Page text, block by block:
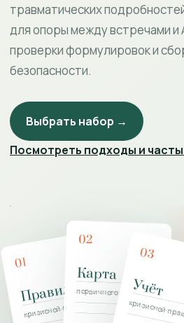
травматических
для опоры между встречами и
проверки формулировок и
безопасности.
Выбрать набор →
Посмотреть подходы и
01
Правила
кризисной поддержки
02
Карта
первичного контакта
03
Учёт
кризисной